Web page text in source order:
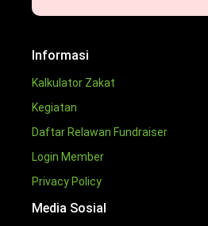
Informasi
Kalkulator Zakat
Kegiatan
Daftar Relawan Fundraiser
Login Member
Privacy Policy
Media Sosial